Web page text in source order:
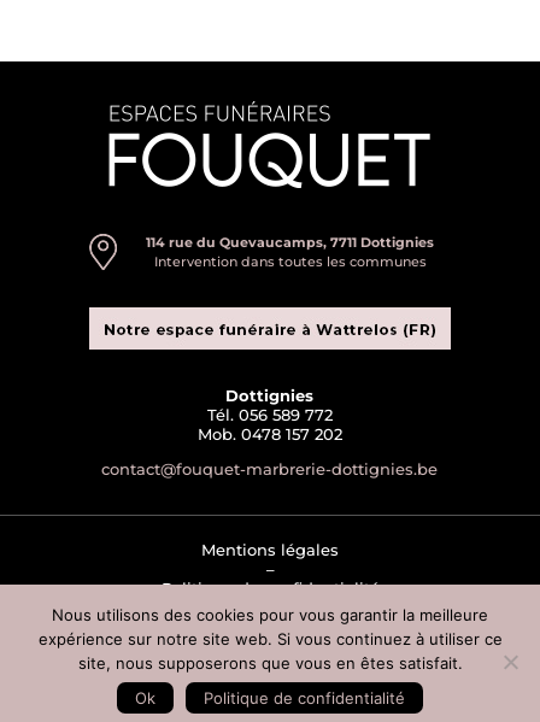
114 rue du Quevaucamps, 7711 Dottignies
Intervention dans toutes les communes
Dottignies
Tél. 056 589 772
Mob. 0478 157 202
contact@fouquet-marbrerie-dottignies.be
Mentions légales
–
Politique de confidentialité
Conditions générales de ventes
–
Contact
–
Mon compte
Nous utilisons des cookies pour vous garantir la meilleure
expérience sur notre site web. Si vous continuez à utiliser ce
site, nous supposerons que vous en êtes satisfait.
Ok
Politique de confidentialité